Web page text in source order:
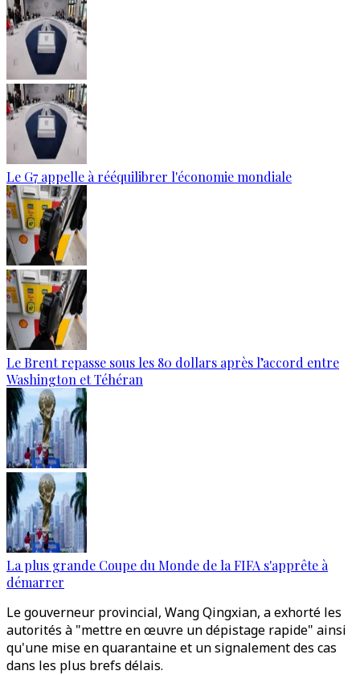
Le G7 appelle à rééquilibrer l'économie mondiale
Le Brent repasse sous les 80 dollars après l’accord entre
Washington et Téhéran
La plus grande Coupe du Monde de la FIFA s'apprête à
démarrer
Le gouverneur provincial, Wang Qingxian, a exhorté les
autorités à "mettre en œuvre un dépistage rapide" ainsi
qu'une mise en quarantaine et un signalement des cas
dans les plus brefs délais.